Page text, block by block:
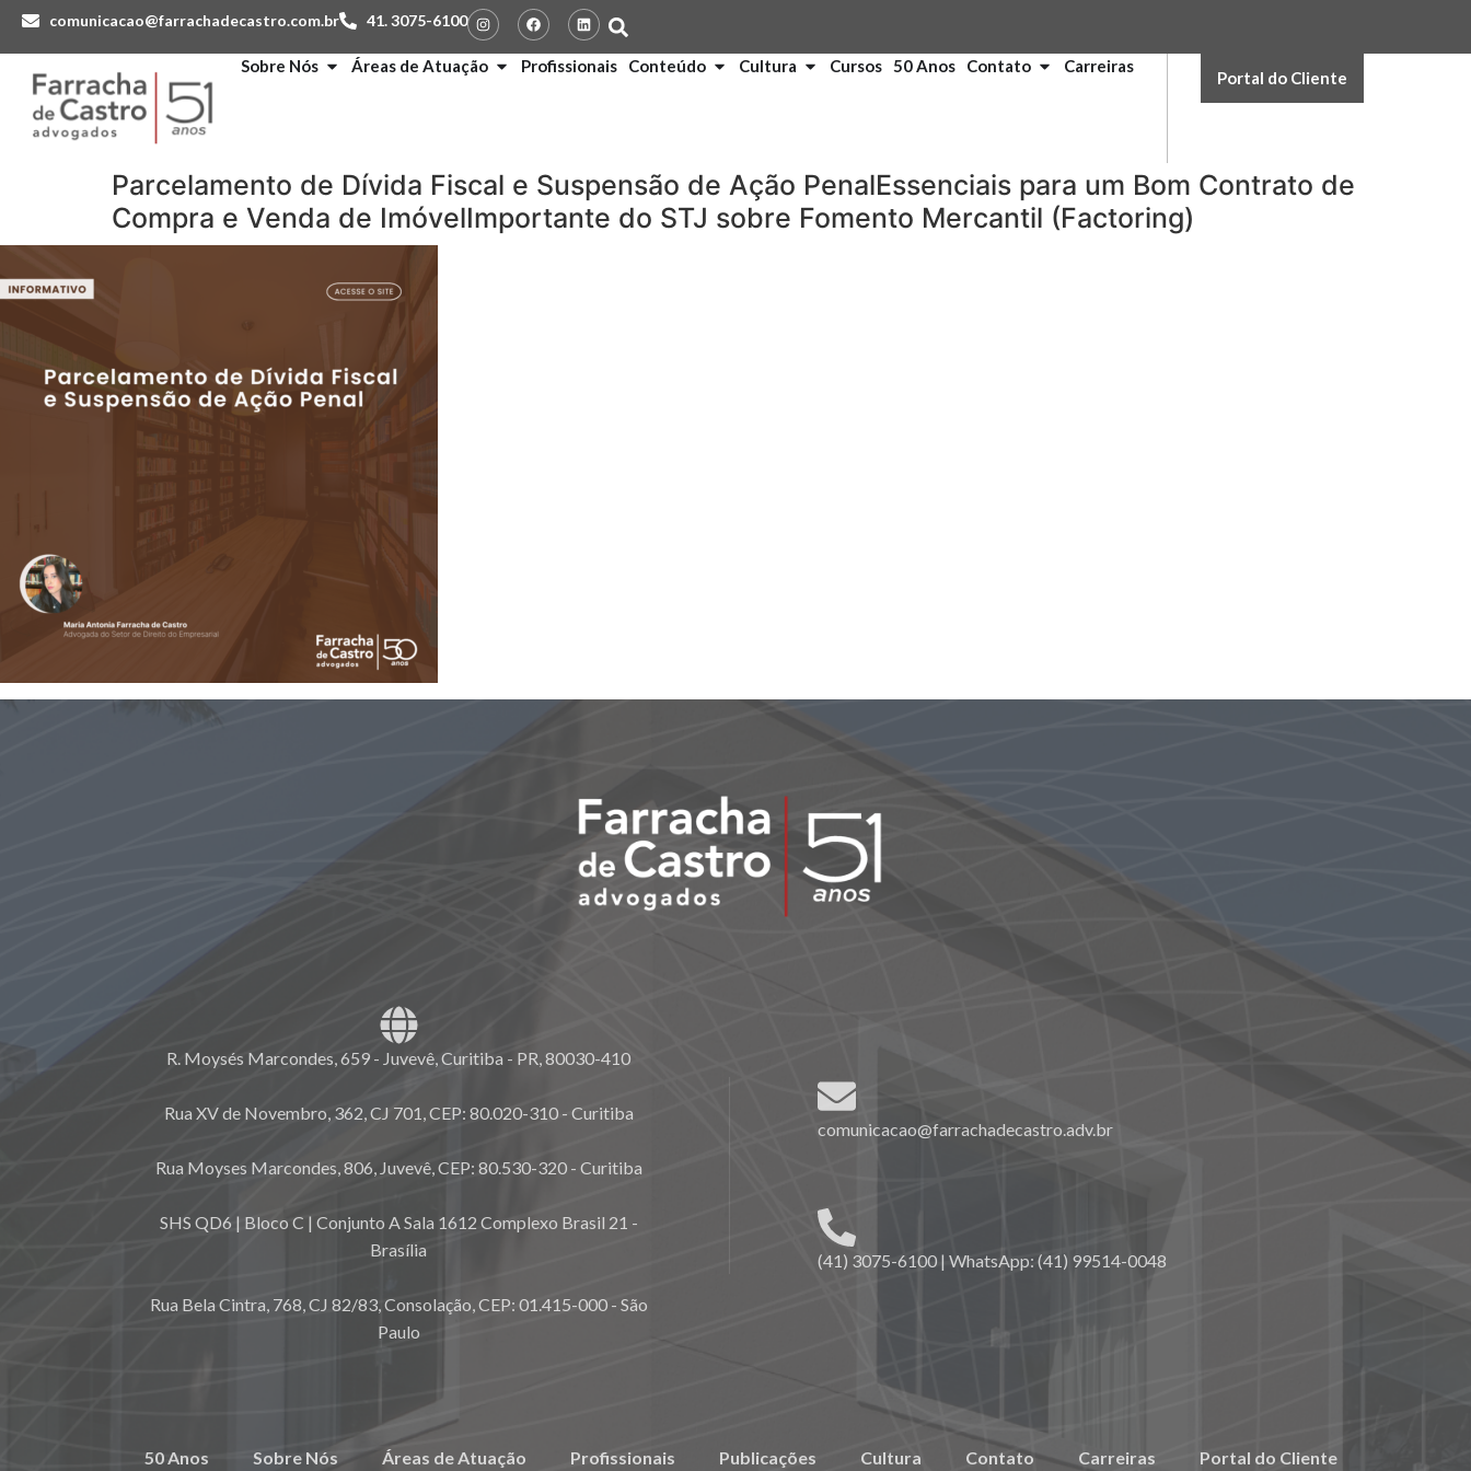
comunicacao@farrachadecastro.com.br 41. 3075-6100
Sobre Nós Áreas de Atuação Profissionais Conteúdo Cultura Cursos 50 Anos Contato Carreiras
Portal do Cliente
Parcelamento de Dívida Fiscal e Suspensão de Ação PenalEssenciais para um Bom Contrato de
Compra e Venda de ImóvelImportante do STJ sobre Fomento Mercantil (Factoring)
R. Moysés Marcondes, 659 - Juvevê, Curitiba - PR, 80030-410
Rua XV de Novembro, 362, CJ 701, CEP: 80.020-310 - Curitiba
Rua Moyses Marcondes, 806, Juvevê, CEP: 80.530-320 - Curitiba
SHS QD6 | Bloco C | Conjunto A Sala 1612 Complexo Brasil 21 -
Brasília
Rua Bela Cintra, 768, CJ 82/83, Consolação, CEP: 01.415-000 - São
Paulo
comunicacao@farrachadecastro.adv.br
(41) 3075-6100 | WhatsApp: (41) 99514-0048
50 Anos Sobre Nós Áreas de Atuação Profissionais Publicações Cultura Contato Carreiras Portal do Cliente